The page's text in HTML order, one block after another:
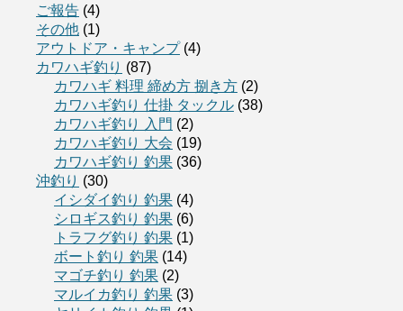
ご報告 (4)
その他 (1)
アウトドア・キャンプ(4)
カワハギ釣り (87)
カワハギ 料理 締め方 捌き方 (2)
カワハギ釣り 仕掛 タックル (38)
カワハギ釣り 入門 (2)
カワハギ釣り 大会 (19)
カワハギ釣り 釣果 (36)
沖釣り (30)
イシダイ釣り 釣果 (4)
シロギス釣り 釣果 (6)
トラフグ釣り 釣果 (1)
ボート釣り 釣果 (14)
マゴチ釣り 釣果 (2)
マルイカ釣り 釣果 (3)